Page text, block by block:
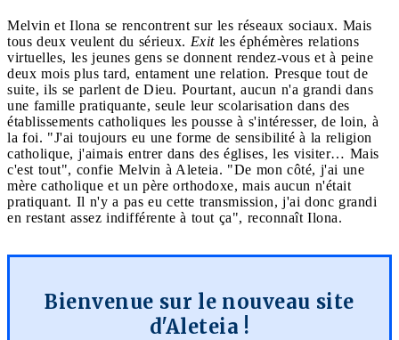
Melvin et Ilona se rencontrent sur les réseaux sociaux. Mais
tous deux veulent du sérieux. Exit les éphémères relations
virtuelles, les jeunes gens se donnent rendez-vous et à peine
deux mois plus tard, entament une relation. Presque tout de
suite, ils se parlent de Dieu. Pourtant, aucun n'a grandi dans
une famille pratiquante, seule leur scolarisation dans des
établissements catholiques les pousse à s'intéresser, de loin, à
la foi. "J'ai toujours eu une forme de sensibilité à la religion
catholique, j'aimais entrer dans des églises, les visiter… Mais
c'est tout", confie Melvin à Aleteia. "De mon côté, j'ai une
mère catholique et un père orthodoxe, mais aucun n'était
pratiquant. Il n'y a pas eu cette transmission, j'ai donc grandi
en restant assez indifférente à tout ça", reconnaît Ilona.
Bienvenue sur le nouveau site
d'Aleteia !